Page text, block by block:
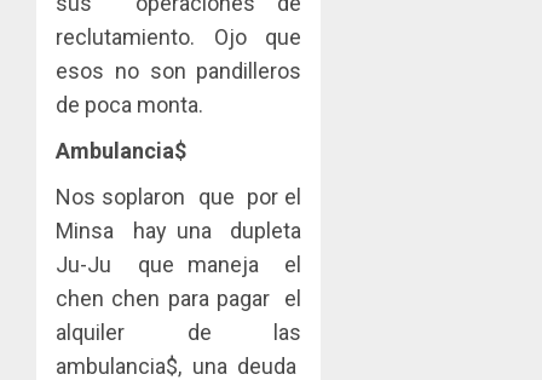
reclutamiento. Ojo que
esos no son pandilleros
de poca monta.
Ambulancia$
Nos soplaron que por el
Minsa hay una dupleta
Ju-Ju que maneja el
chen chen para pagar el
alquiler de las
ambulancia$, una deuda